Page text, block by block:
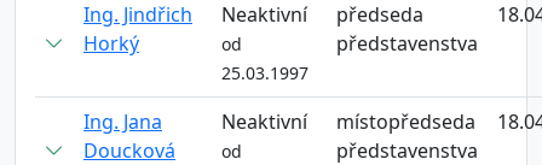
Ing. Jindřich
Horký
Neaktivní
od
25.03.1997
předseda
představenstva
Ing. Jana
Doucková
Neaktivní
od
místopředseda
představenstva